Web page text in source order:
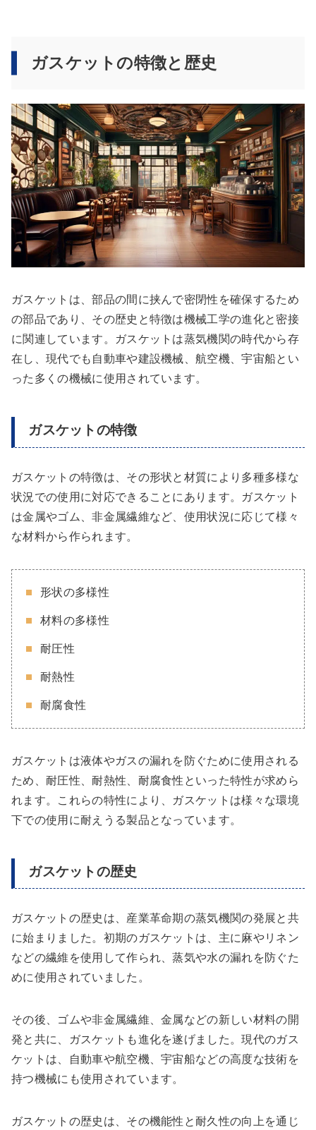
ガスケットの特徴と歴史
ガスケットは、部品の間に挟んで密閉性を確保するため
の部品であり、その歴史と特徴は機械工学の進化と密接
に関連しています。ガスケットは蒸気機関の時代から存
在し、現代でも自動車や建設機械、航空機、宇宙船とい
った多くの機械に使用されています。
ガスケットの特徴
ガスケットの特徴は、その形状と材質により多種多様な
状況での使用に対応できることにあります。ガスケット
は金属やゴム、非金属繊維など、使用状況に応じて様々
な材料から作られます。
形状の多様性
材料の多様性
耐圧性
耐熱性
耐腐食性
ガスケットは液体やガスの漏れを防ぐために使用される
ため、耐圧性、耐熱性、耐腐食性といった特性が求めら
れます。これらの特性により、ガスケットは様々な環境
下での使用に耐えうる製品となっています。
ガスケットの歴史
ガスケットの歴史は、産業革命期の蒸気機関の発展と共
に始まりました。初期のガスケットは、主に麻やリネン
などの繊維を使用して作られ、蒸気や水の漏れを防ぐた
めに使用されていました。
その後、ゴムや非金属繊維、金属などの新しい材料の開
発と共に、ガスケットも進化を遂げました。現代のガス
ケットは、自動車や航空機、宇宙船などの高度な技術を
持つ機械にも使用されています。
ガスケットの歴史は、その機能性と耐久性の向上を通じ